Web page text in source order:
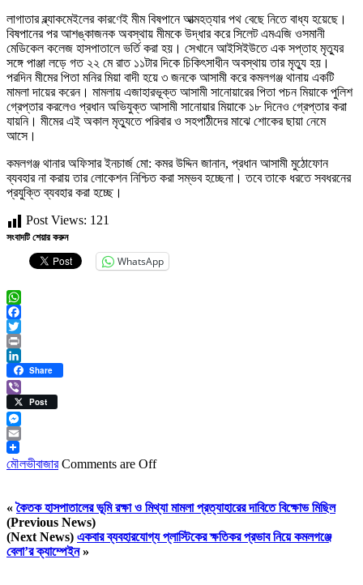
লাগাতার ব্ল্যাকমেইলের কারণেই মীম বিষপানে আত্মহত্যার পথ বেছে নিতে বাধ্য হয়েছে।
বিষপানের পর আশঙ্কাজনক অবস্থায় মীমকে উদ্ধার করে সিলেট এমএজি ওসমানী
মেডিকেল কলেজ হাসপাতালে ভর্তি করা হয়। সেখানে আইসিইউতে এক সপ্তাহ মৃত্যুর
সঙ্গে পাঞ্জা লড়ে গত ২২ মে রাত ১১টার দিকে চিকিৎসাধীন অবস্থায় তার মৃত্যু হয়।
পরদিন মীমের পিতা মনির মিয়া বাদী হয়ে ৩ জনকে আসামী করে কমলগঞ্জ থানায় একটি
মামলা দায়ের করেন। মামলায় এজাহারভূক্ত আসামী সানোয়ারের পিতা পচন মিয়াকে পুলিশ
গ্রেপ্তার করলেও প্রধান অভিযুক্ত আসামী সানোয়ার মিয়াকে ১৮ দিনেও গ্রেপ্তার করা
যায়নি। মীমের এই অকাল মৃত্যুতে পরিবার ও সহপাঠীদের মাঝে শোকের ছায়া নেমে
আসে।
কমলগঞ্জ থানার অফিসার ইনচার্জ মো: কমর উদ্দিন জানান, প্রধান আসামী মুঠোফোন
ব্যবহার না করায় তার লোকেশন নিশ্চিত করা সম্ভব হচ্ছেনা। তবে তাকে ধরতে সবধরনের
প্রযুক্তি ব্যবহার করা হচ্ছে।
Post Views: 121
সংবাদটি শেয়ার করুন
WhatsApp
WhatsApp
Facebook
Twitter
Print
LinkedIn
Share
ViberPost
Messenger
Email
মৌলভীবাজার Comments are Off
«কৈতক হাসপাতালের ভূমি রক্ষা ও মিথ্যা মামলা প্রত্যাহারের দাবিতে বিক্ষোভ মিছিল
(Previous News)
(Next News) একবার ব্যবহারযোগ্য প্লাস্টিকের ক্ষতিকর প্রভাব নিয়ে কমলগঞ্জে
বেলা’র ক্যাম্পেইন»